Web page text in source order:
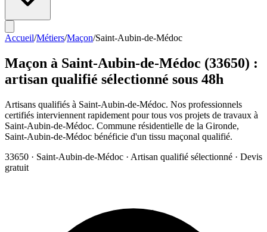
Accueil/Métiers/Maçon/Saint-Aubin-de-Médoc
Maçon à Saint-Aubin-de-Médoc (33650) :
artisan qualifié sélectionné sous 48h
Artisans qualifiés à Saint-Aubin-de-Médoc. Nos professionnels
certifiés interviennent rapidement pour tous vos projets de travaux à
Saint-Aubin-de-Médoc. Commune résidentielle de la Gironde,
Saint-Aubin-de-Médoc bénéficie d'un tissu maçonal qualifié.
33650 · Saint-Aubin-de-Médoc · Artisan qualifié sélectionné · Devis
gratuit